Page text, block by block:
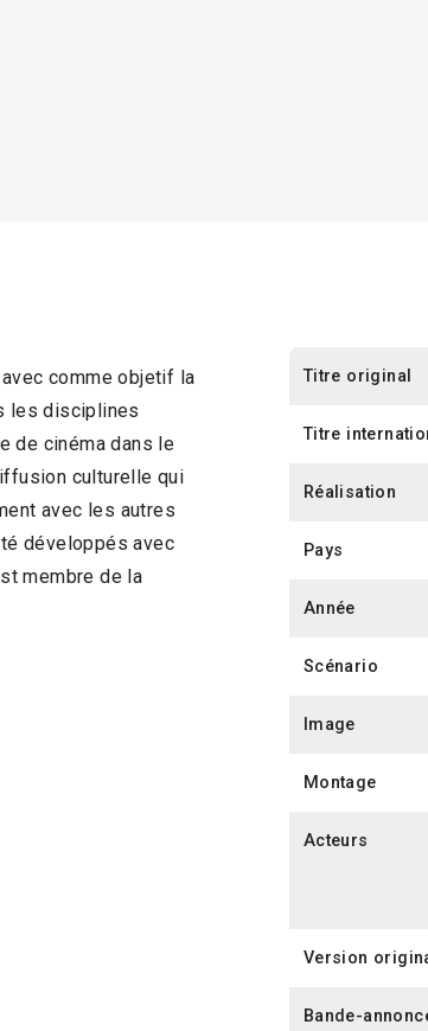
comme objetif la
les disciplines
de cinéma dans le
culturelle qui
avec les autres
développés avec
membre de la
Titre original
Titre
Réalisation
Pays
Année
Scénario
Image
Montage
Acteurs
Version
Bande-